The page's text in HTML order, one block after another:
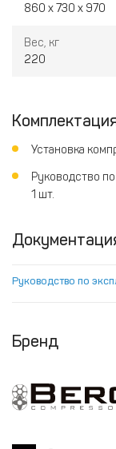
860 x 730 x 970
Вес, кг
220
Установка
Руководство
1 шт.
Руководство по
Бренд